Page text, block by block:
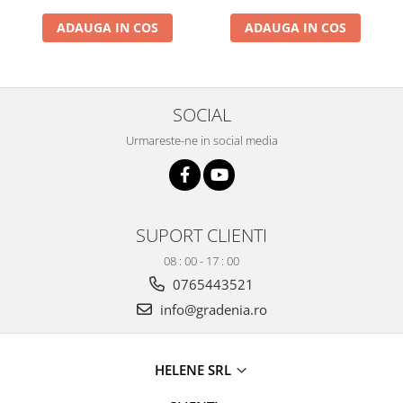
Produse decorative
Produse pentru constructii
Scule si accesorii pneumatice
Aeroterme si tunuri de caldura
Aspiratoare profesionale
Ciocane demolatoare
Ciocane electro-pneumatice
ADAUGA IN COS ADAUGA IN COS
SOCIAL
Urmareste-ne in social media
SUPORT CLIENTI
08 : 00 - 17 : 00
0765443521
info@gradenia.ro
HELENE SRL